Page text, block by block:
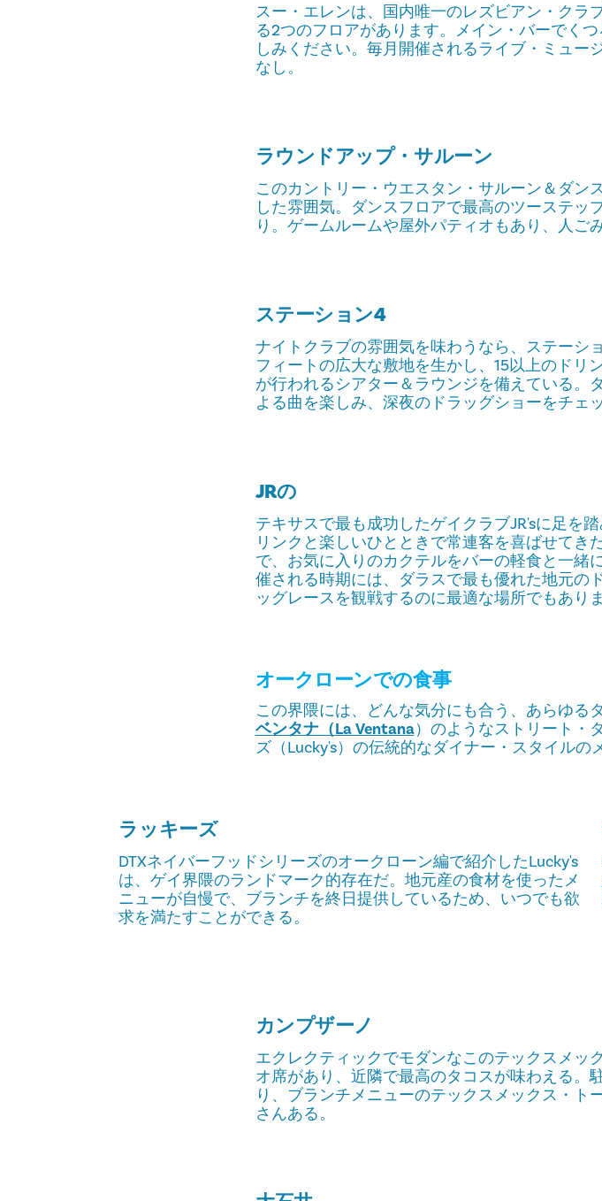
スー・エレンは、国内唯一のレズビアン・クラ
る2つのフロアがあります。メイン・バーでく
しみください。毎月開催されるライブ・ミュ
なし。
ラウンドアップ・サルーン
このカントリー・ウエスタン・サルーン＆ダン
した雰囲気。ダンスフロアで最高のツーステッ
り。ゲームルームや屋外パティオもあり、人ご
ステーション4
ナイトクラブの雰囲気を味わうなら、ステー
フィートの広大な敷地を生かし、15以上のドリ
が行われるシアター＆ラウンジを備えている。
よる曲を楽しみ、深夜のドラッグショーをチェ
JRの
テキサスで最も成功したゲイクラブJR'sに足を
リンクと楽しいひとときで常連客を喜ばせてき
で、お気に入りのカクテルをバーの軽食と一緒
催される時期には、ダラスで最も優れた地元の
ッグレースを観戦するのに最適な場所でもありま
オークローンでの食事
この界隈には、どんな気分にも合う、あらゆる
ベンタナ（La Ventana）のようなストリート・
ズ（Lucky's）の伝統的なダイナー・スタイルの
ラッキーズ
DTXネイバーフッドシリーズのオークローン編で紹介したLucky's
は、ゲイ界隈のランドマーク的存在だ。地元産の食材を使ったメ
ニューが自慢で、ブランチを終日提供しているため、いつでも欲
求を満たすことができる。
カンプザーノ
エクレクティックでモダンなこのテックスメッ
オ席があり、近隣で最高のタコスが味わえる。
り、ブランチメニューのテックスメックス・ト
さんある。